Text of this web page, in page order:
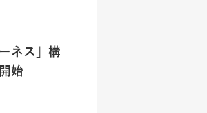
ネス」構
始